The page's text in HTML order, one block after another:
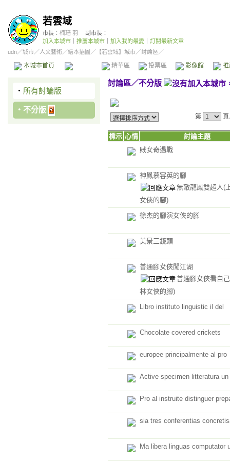
若雲域
市長： 楠琣 羽
副市長：
加入本城市
推薦本城市 加入我的最愛
訂閱最新文章
udn／城市／人文藝術／繪本插圖 ／ 【若雲域】城市／討論區／
本城市首頁 精華區 投票區 影像館
‧ 所有討論版
‧ 不分版
討論區／不分版
第
標示 心情
討論主題
賊女奇遇戰
神鳳慕容英的腳
無敵龍鳳雙超人(
女俠的腳)
徐杰的腳演女俠的腳
美景三鏡頭
普通腳女俠闖江湖
普通腳女俠看自
林女俠的腳)
Libro instituto linguistic il del
Chocolate covered crickets
europee principalmente al pro
Active specimen litteratura un
Pro al instruite distinguer
sia tres conferentias
Ma libera linguas computator